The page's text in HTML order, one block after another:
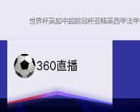
世界杯英超中超欧冠杯亚精英西甲法甲